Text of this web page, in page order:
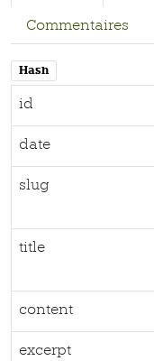
Commentaires
Hash
id
date
slug
title
content
excerpt